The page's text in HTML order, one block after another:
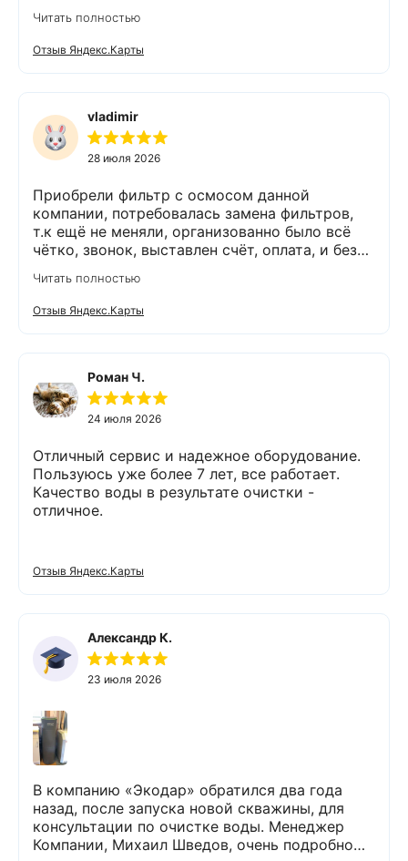
работает. Оборудование, несмотря на
размеры, поставили компактно, сбоев не
было. Спасибо Экодару за хорошую работу.
Читать полностью
Отзыв Яндекс.Карты
vladimir
28 июля 2026
Приобрели фильтр с осмосом данной
компании, потребовалась замена фильтров,
т.к ещё не меняли, организованно было всё
чётко, звонок, выставлен счёт, оплата, и без
выполнено (всё чётко без шума и пыли),
приятно работать с грамотными,
обязательными людьми. Спасибо
Читать полностью
Отзыв Яндекс.Карты
Роман Ч.
24 июля 2026
Отличный сервис и надежное оборудование.
Пользуюсь уже более 7 лет, все работает.
Качество воды в результате очистки -
отличное.
Отзыв Яндекс.Карты
Александр К.
23 июля 2026
В компанию «Экодар» обратился два года
назад, после запуска новой скважины, для
консультации по очистке воды. Менеджер
Компании, Михаил Шведов, очень подробно